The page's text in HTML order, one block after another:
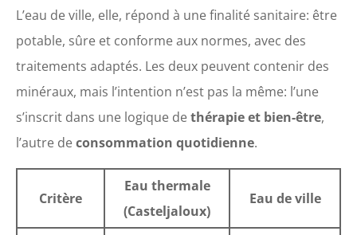
L’eau de ville, elle, répond à une finalité sanitaire: être
potable, sûre et conforme aux normes, avec des
traitements adaptés. Les deux peuvent contenir des
minéraux, mais l’intention n’est pas la même: l’une
s’inscrit dans une logique dethérapie et bien-être,
l’autre deconsommation quotidienne.
Critère
Eau thermale
(Casteljaloux)
Eau de ville